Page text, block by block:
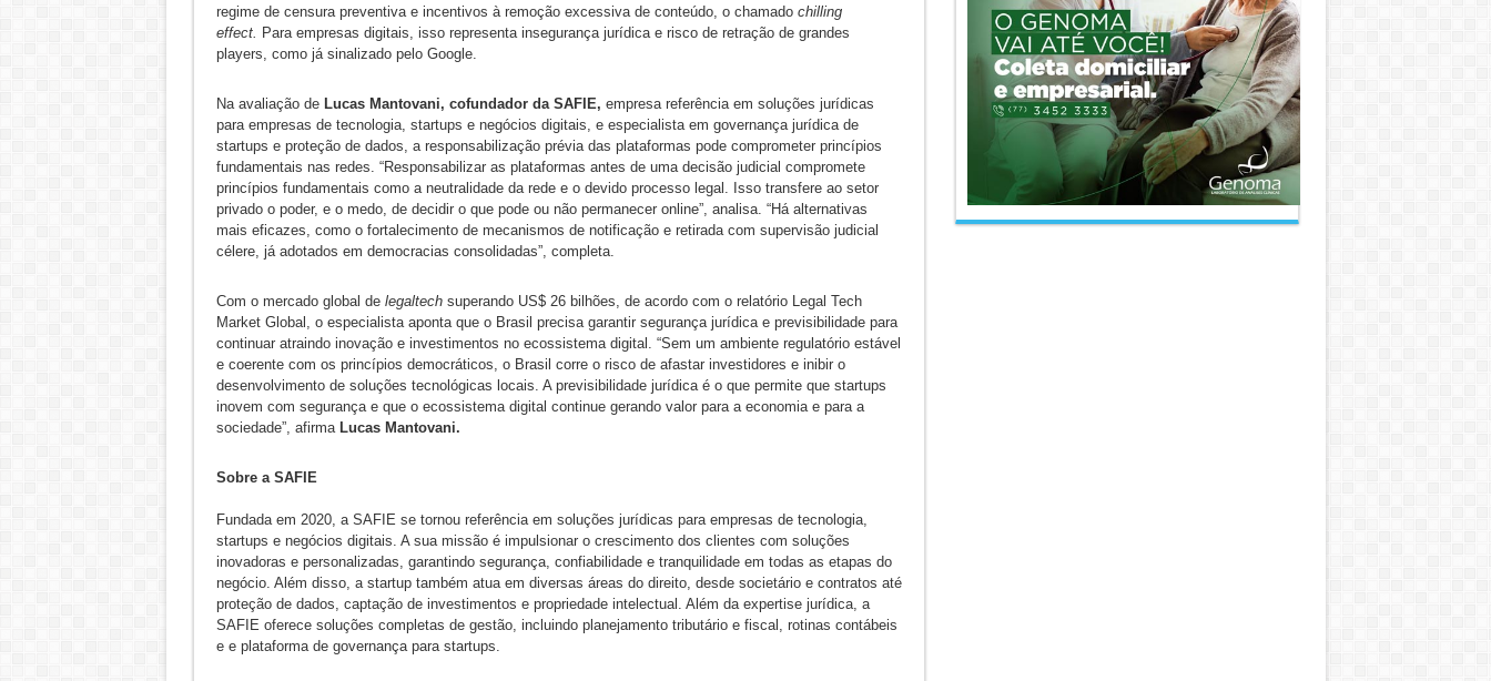
regime de censura preventiva e incentivos à remoção excessiva de conteúdo, o chamado chilling
effect. Para empresas digitais, isso representa insegurança jurídica e risco de retração de grandes
players, como já sinalizado pelo Google.
Na avaliação de Lucas Mantovani, cofundador da SAFIE, empresa referência em soluções jurídicas
para empresas de tecnologia, startups e negócios digitais, e especialista em governança jurídica de
startups e proteção de dados, a responsabilização prévia das plataformas pode comprometer princípios
fundamentais nas redes. “Responsabilizar as plataformas antes de uma decisão judicial compromete
princípios fundamentais como a neutralidade da rede e o devido processo legal. Isso transfere ao setor
privado o poder, e o medo, de decidir o que pode ou não permanecer online”, analisa. “Há alternativas
mais eficazes, como o fortalecimento de mecanismos de notificação e retirada com supervisão judicial
célere, já adotados em democracias consolidadas”, completa.
Com o mercado global delegaltechsuperando US$ 26 bilhões, de acordo com o relatório Legal Tech
Market Global, o especialista aponta que o Brasil precisa garantir segurança jurídica e previsibilidade para
continuar atraindo inovação e investimentos no ecossistema digital. “Sem um ambiente regulatório estável
e coerente com os princípios democráticos, o Brasil corre o risco de afastar investidores e inibir o
desenvolvimento de soluções tecnológicas locais. A previsibilidade jurídica é o que permite que startups
inovem com segurança e que o ecossistema digital continue gerando valor para a economia e para a
sociedade”, afirma Lucas Mantovani.
Sobre a SAFIE
Fundada em 2020, a SAFIE se tornou referência em soluções jurídicas para empresas de tecnologia,
startups e negócios digitais. A sua missão é impulsionar o crescimento dos clientes com soluções
inovadoras e personalizadas, garantindo segurança, confiabilidade e tranquilidade em todas as etapas do
negócio. Além disso, a startup também atua em diversas áreas do direito, desde societário e contratos até
proteção de dados, captação de investimentos e propriedade intelectual. Além da expertise jurídica, a
SAFIE oferece soluções completas de gestão, incluindo planejamento tributário e fiscal, rotinas contábeis
e e plataforma de governança para startups.